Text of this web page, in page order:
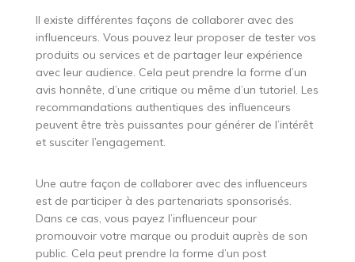
Il existe différentes façons de collaborer avec des
influenceurs. Vous pouvez leur proposer de tester vos
produits ou services et de partager leur expérience
avec leur audience. Cela peut prendre la forme d’un
avis honnête, d’une critique ou même d’un tutoriel. Les
recommandations authentiques des influenceurs
peuvent être très puissantes pour générer de l’intérêt
et susciter l’engagement.
Une autre façon de collaborer avec des influenceurs
est de participer à des partenariats sponsorisés.
Dans ce cas, vous payez l’influenceur pour
promouvoir votre marque ou produit auprès de son
public. Cela peut prendre la forme d’un post